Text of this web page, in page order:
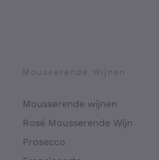
Mousserende Wijnen
Mousserende wijnen
Rosé Mousserende Wijn
Prosecco